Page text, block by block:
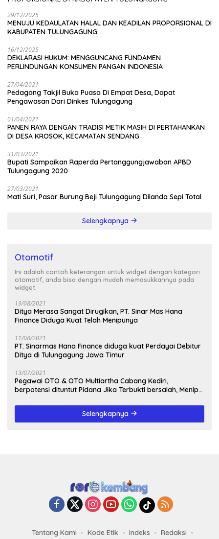
29/12/2025
MENUJU KEDAULATAN HALAL DAN KEADILAN PROPORSIONAL DI
KABUPATEN TULUNGAGUNG
16/12/2025
DEKLARASI HUKUM: MENGGUNCANG FUNDAMEN
PERLINDUNGAN KONSUMEN PANGAN INDONESIA
27/04/2021
Pedagang Takjil Buka Puasa Di Empat Desa, Dapat
Pengawasan Dari Dinkes Tulungagung
01/04/2021
PANEN RAYA DENGAN TRADISI METIK MASIH DI PERTAHANKAN
DI DESA KROSOK, KECAMATAN SENDANG
31/03/2021
Bupati Sampaikan Raperda Pertanggungjawaban APBD
Tulungagung 2020
27/03/2021
Mati Suri, Pasar Burung Beji Tulungagung Dilanda Sepi Total
Selengkapnya
Otomotif
Ini adalah contoh keterangan untuk widget dengan kategori
otomotif, anda bisa dengan mudah memasukkannya pada
widget.
13/08/2021
Ditya Merasa Sangat Dirugikan, PT. Sinar Mas Hana
Finance Diduga Kuat Telah Menipunya
11/08/2021
PT. Sinarmas Hana Finance diduga kuat Perdayai Debitur
Ditya di Tulungagung Jawa Timur
13/07/2021
Pegawai OTO & OTO Multiartha Cabang Kediri,
berpotensi dituntut Pidana Jika Terbukti bersalah, Menipu
Selengkapnya
Tentang Kami Kode Etik Indeks Redaksi